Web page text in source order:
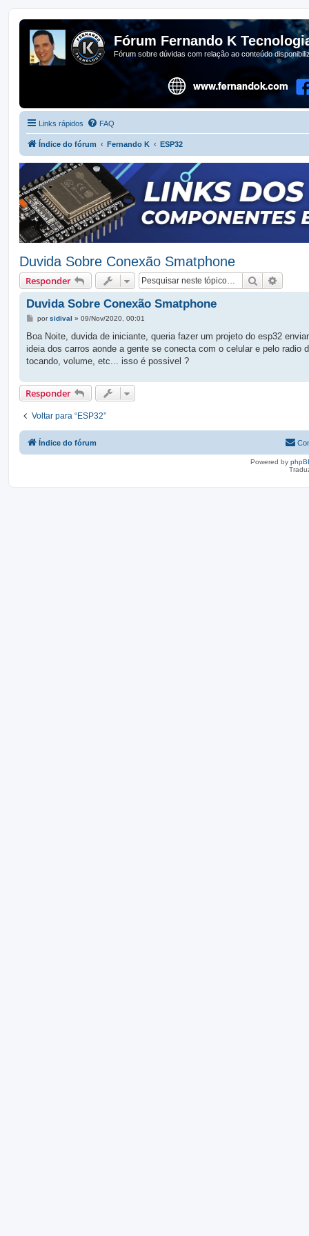
Fórum Fernando K
Fórum sobre dúvidas com relação ao conteúdo
Links rápidos FAQ
Índice do fórum Fernando K ESP32
Duvida Sobre Conexão Smatphone
Responder Pesquisar
Duvida Sobre Conexão Smatphone
M
n
a
g
porsidival » 09/Nov/2020, 00:01
Boa Noite, duvida de iniciante, queria fazer um projeto do esp32
ideia dos carros aonde a gente se conecta com o celular e pelo radio
tocando, volume, etc... isso é possivel ?
Responder
Voltar para “ESP32”
Índice do fórum
Powered by